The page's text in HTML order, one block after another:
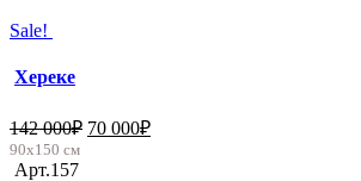
Sale!
Хереке
142 000₽ 70 000₽
90х150 см
Арт.157